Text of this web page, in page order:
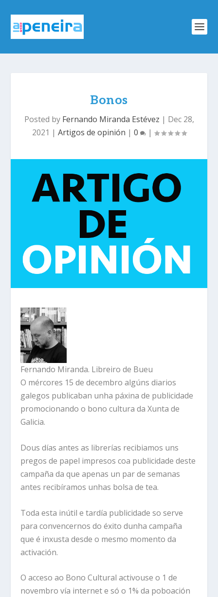
Bonos
Posted by Fernando Miranda Estévez | Dec 28,
2021 | Artigos de opinión | 0 |
Fernando Miranda. Libreiro de Bueu
O mércores 15 de decembro algúns diarios
galegos publicaban unha páxina de publicidade
promocionando o bono cultura da Xunta de
Galicia.
Dous días antes as librerías recibiamos uns
pregos de papel impresos coa publicidade deste
campaña da que apenas un par de semanas
antes recibíramos unhas bolsa de tea.
Toda esta inútil e tardía publicidade so serve
para convencernos do éxito dunha campaña
que é inxusta desde o mesmo momento da
activación.
O acceso ao Bono Cultural activouse o 1 de
novembro vía internet e só o 1% da poboación